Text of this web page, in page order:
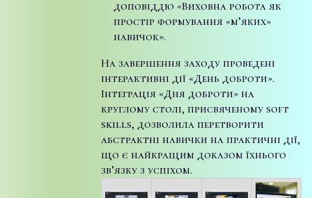
доповіддю «Виховна робота як
простір формування «м’яких»
навичок».
На завершення заходу проведені
інтерактивні дії «День доброти».
Інтеграція «Дня доброти» на
круглому столі, присвяченому soft
skills, дозволила перетворити
абстрактні навички на практичні дії,
що є найкращим доказом їхнього
зв’язку з успіхом.